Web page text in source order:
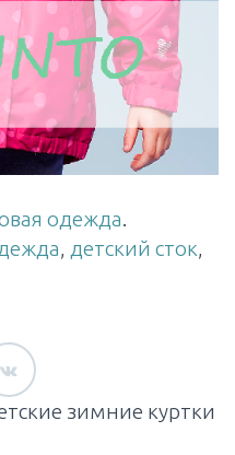
одежда.
, детский сток,
зимние куртки